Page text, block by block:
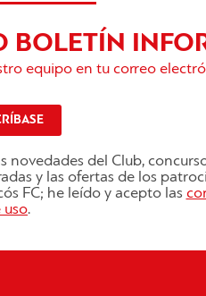
BOLETÍN
equipo en tu correo
del Club,
y las ofertas de los
FC; he leído y acepto las
uso.